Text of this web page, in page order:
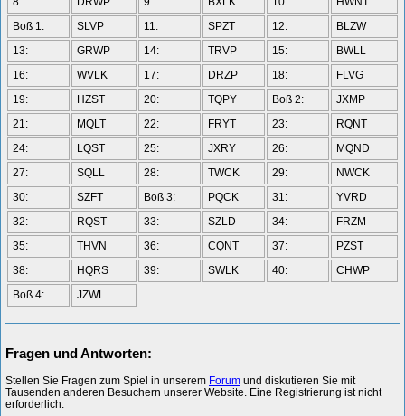
Boß 1:
SLVP 11: SPZT 12:
BLZW
13:
GRWP 14: TRVP 15:
BWLL
16:
WVLK 17: DRZP 18:
FLVG
19:
HZST 20: TQPY Boß 2:
JXMP
21:
MQLT 22: FRYT 23:
RQNT
24:
LQST 25: JXRY 26:
MQND
27:
SQLL 28: TWCK 29:
NWCK
30:
SZFT Boß 3: PQCK 31:
YVRD
32:
RQST 33: SZLD 34:
FRZM
35:
THVN 36: CQNT 37:
PZST
38:
HQRS 39: SWLK 40:
CHWP
Boß 4:
JZWL
Fragen und Antworten:
Stellen Sie Fragen zum Spiel in unserem Forum und diskutieren Sie mit
Tausenden anderen Besuchern unserer Website. Eine Registrierung ist nicht
erforderlich.